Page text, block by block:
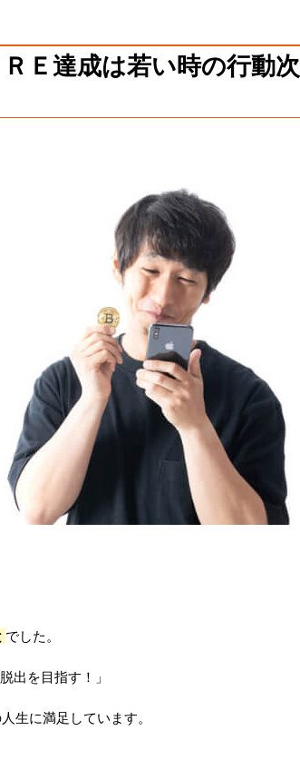
Ｅ達成は若い時の行動次
でした。
出を目指す！」
生に満足しています。